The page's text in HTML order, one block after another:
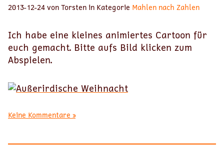
2013-12-24 von Torsten in Kategorie Mahlen nach Zahlen
Ich habe eine kleines animiertes Cartoon für
euch gemacht. Bitte aufs Bild klicken zum
Abspielen.
Keine Kommentare »